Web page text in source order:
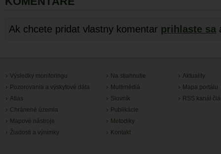
Ak chcete pridat vlastny komentar prihlaste sa
Výsledky monitoringu
Pozorovania a výskytové dáta
Atlas
Chránené územia
Mapové nástroje
Žiadosti a výnimky
Na stiahnutie
Multimédiá
Slovník
Publikácie
Metodiky
Kontakt
Aktuality
Mapa portálu
RSS kanál